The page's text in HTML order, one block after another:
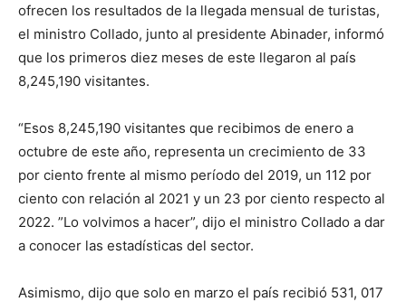
ofrecen los resultados de la llegada mensual de turistas,
el ministro Collado, junto al presidente Abinader, informó
que los primeros diez meses de este llegaron al país
8,245,190 visitantes.
“Esos 8,245,190 visitantes que recibimos de enero a
octubre de este año, representa un crecimiento de 33
por ciento frente al mismo período del 2019, un 112 por
ciento con relación al 2021 y un 23 por ciento respecto al
2022. ”Lo volvimos a hacer”, dijo el ministro Collado a dar
a conocer las estadísticas del sector.
Asimismo, dijo que solo en marzo el país recibió 531, 017